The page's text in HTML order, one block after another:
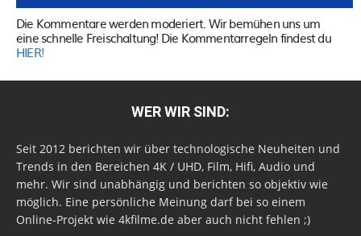
Die Kommentare werden moderiert. Wir bemühen uns um
eine schnelle Freischaltung! Die Kommentarregeln findest du
HIER!
WER WIR SIND:
Seit 2012 berichten wir über technologische Neuheiten und
Trends in den Bereichen 4K / UHD, Film, Hifi, Audio und
mehr. Wir sind unabhängig und berichten so objektiv wie
möglich. Eine persönliche Meinung darf bei so einem
Online-Projekt wie 4kfilme.de aber auch nicht fehlen ;)